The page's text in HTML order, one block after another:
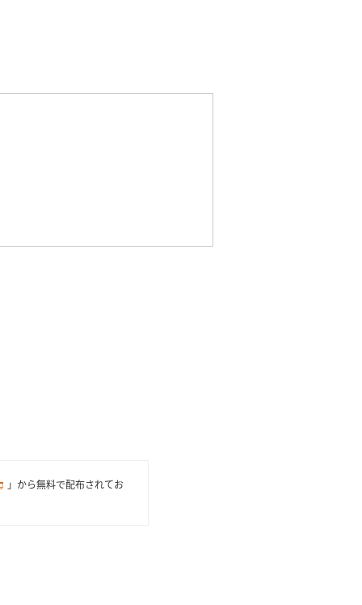
」から無料で配布されてお